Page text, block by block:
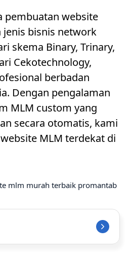
pembuatan website
jenis bisnis network
skema Binary, Trinary,
Cekotechnology,
berbadan
Dengan pengalaman
MLM custom yang
secara otomatis, kami
MLM terdekat di